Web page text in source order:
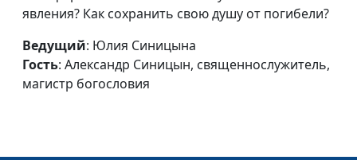
Ад. Зачем добрый Бог его
Юлия Синицына,
Александр Синицын,
магистр богословия
Двое из ларца: символы
явления? Как сохранить свою душу от погибели?
Ведущий: Юлия Синицына
Гость: Александр Синицын, священнослужитель,
магистр богословия